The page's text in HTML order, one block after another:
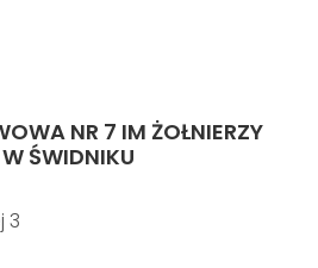
NR 7 IM ŻOŁNIERZY
ŚWIDNIKU
3